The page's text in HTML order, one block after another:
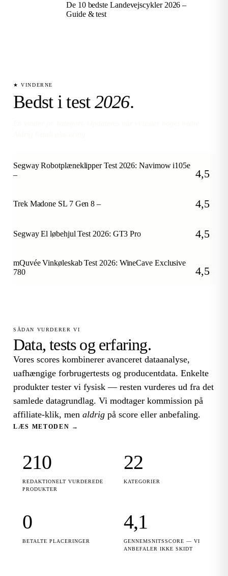
De 10 bedste Landevejscykler 2026 –
Guide & test
★ VINDERNE
Bedst i test 2026.
Segway Robotplæneklipper Test 2026: Navimow i105e
–
4,5
Trek Madone SL 7 Gen 8 – 4,5
Segway El løbehjul Test 2026: GT3 Pro 4,5
mQuvée Vinkøleskab Test 2026: WineCave Exclusive
780
4,5
SÅDAN VURDERER VI
Data, tests og erfaring.
Vores scores kombinerer avanceret dataanalyse,
uafhængige forbrugertests og producentdata. Enkelte
produkter tester vi fysisk — resten vurderes ud fra det
samlede datagrundlag. Vi modtager kommission på
affiliate-klik, men aldrig på score eller anbefaling.
LÆS METODEN →
210
REDAKTIONELT VURDEREDE
PRODUKTER
22
KATEGORIER
0
BETALTE PLACERINGER
4,1
GENNEMSNITSSCORE — VI
ANBEFALER IKKE SKIDT